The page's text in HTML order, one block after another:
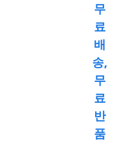
무
료
배
송,
무
료
반
품